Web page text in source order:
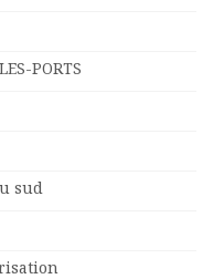
PORTS
sud